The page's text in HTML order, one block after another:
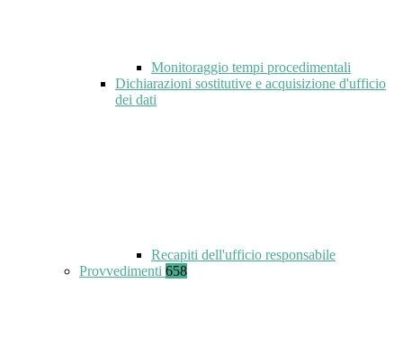
Monitoraggio tempi procedimentali
Dichiarazioni sostitutive e acquisizione d'ufficio
dei dati
Recapiti dell'ufficio responsabile
Provvedimenti 658